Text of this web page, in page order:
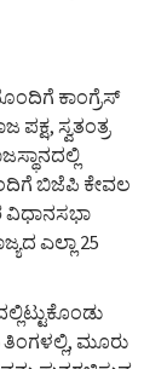
ಕಾಂಗ್ರೆಸ್
ಪಕ್ಷ, ಸ್ವತಂತ್ರ
ಬಿಜೆಪಿ ಕೇವಲ
ವಿಧಾನಸಭಾ
ಎಲ್ಲಾ 25
ಮೂರು